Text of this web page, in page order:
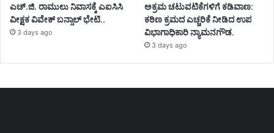
ಎಚ್.ಜಿ. ರಾಮುಲು ನಿವಾಸಕ್ಕೆ ಎಐಸಿಸಿ
ವೀಕ್ಷಕ ವಿವೇಕ್ ಬನ್ಸಾಲ್ ಭೇಟಿ..
3 days ago
ಅಕ್ರಮ ಚಟುವಟಿಕೆಗಳಿಗೆ ಕಡಿವಾಣ:
ಕಠಿಣ ಕ್ರಮದ ಎಚ್ಚರಿಕೆ ನೀಡಿದ ಉಪ
ವಿಭಾಗಾಧಿಕಾರಿ ನ್ಯಾಮನಗೌಡ.
3 days ago